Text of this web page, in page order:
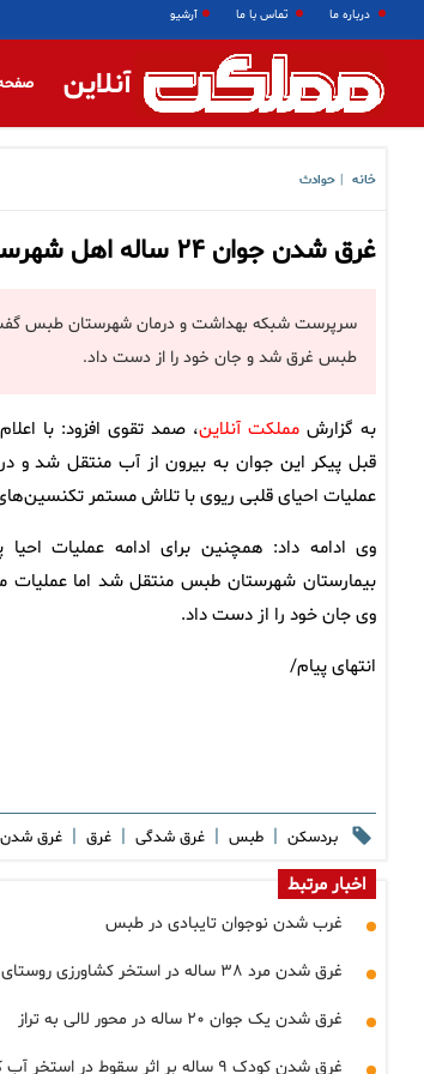
درباره ما تماس با ما آرشیو
آنلاین
خانه حوادث
غرق شدن جوان ۲۴ ساله اهل شهرستان بردسکن در روستای گردشگری ازمیغان
طبس غرق شد و جان خود را از دست داد.
به گزارشمملکت آنلاین، صمد تقوی افزود: با
قبل پیکر این جوان به بیرون از آب منتقل شد و
عملیات احیای قلبی ریوی با تلاش مستمر
وی ادامه داد: همچنین برای ادامه عملیات احیا
بیمارستان شهرستان طبس منتقل شد اما عملیات
وی جان خود را از دست داد.
انتهای پیام/
بردسکن | طبس | غرق شدگی | غرق | غرق شدن
اخبار مرتبط
غرب شدن نوجوان تایبادی در طبس
غرق شدن مرد ۳۸ ساله در استخر کشاورزی روستای امیریه
غرق شدن یک جوان ۲۰ ساله در محور لالی به تراز
غرق شدن کودک ۹ ساله بر اثر سقوط در استخر آب کشاورزی در رفسنجان